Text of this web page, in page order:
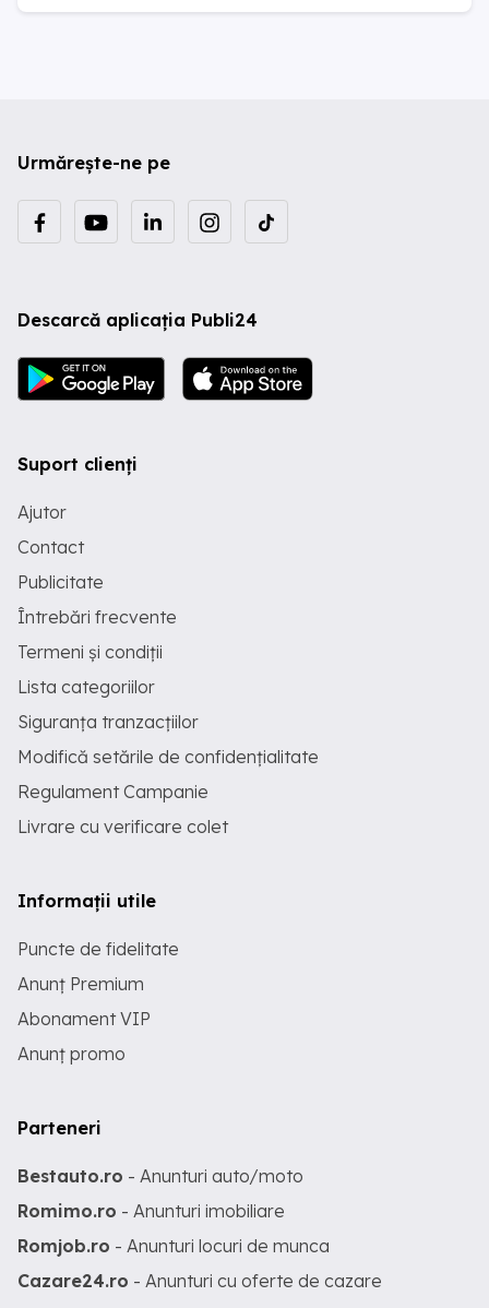
Urmărește-ne pe
Descarcă aplicația Publi24
Suport clienți
Ajutor
Contact
Publicitate
Întrebări frecvente
Termeni și condiții
Lista categoriilor
Siguranța tranzacțiilor
Modifică setările de confidențialitate
Regulament Campanie
Livrare cu verificare colet
Informații utile
Puncte de fidelitate
Anunț Premium
Abonament VIP
Anunț promo
Parteneri
Bestauto.ro - Anunturi auto/moto
Romimo.ro - Anunturi imobiliare
Romjob.ro - Anunturi locuri de munca
Cazare24.ro - Anunturi cu oferte de cazare